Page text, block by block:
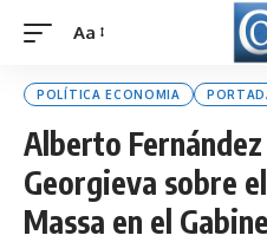
Font
Aa
POLÍTICA ECONOMIA
Alberto
Georgieva sobre
Massa en el